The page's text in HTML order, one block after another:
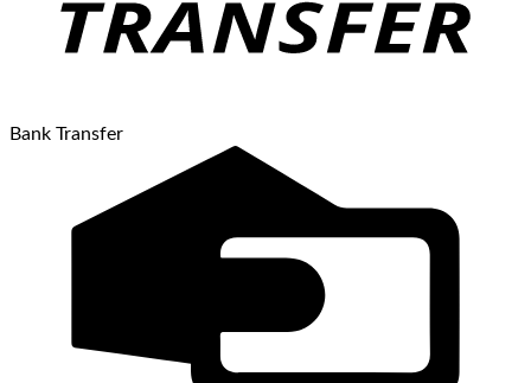
Bank Transfer